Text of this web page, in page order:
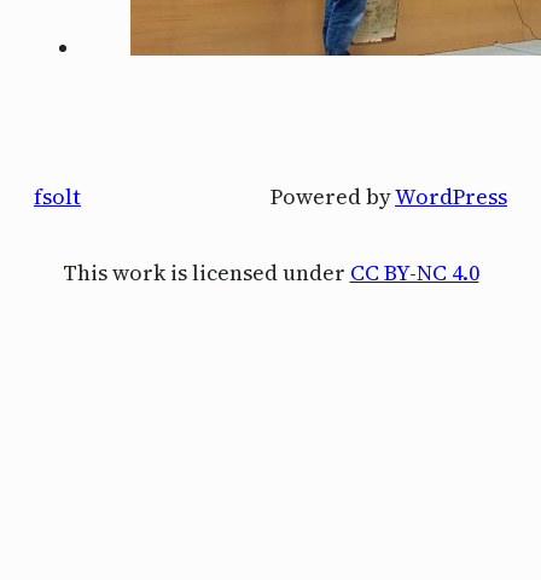
fsolt Powered byWordPress
This work is licensed under CC BY-NC 4.0